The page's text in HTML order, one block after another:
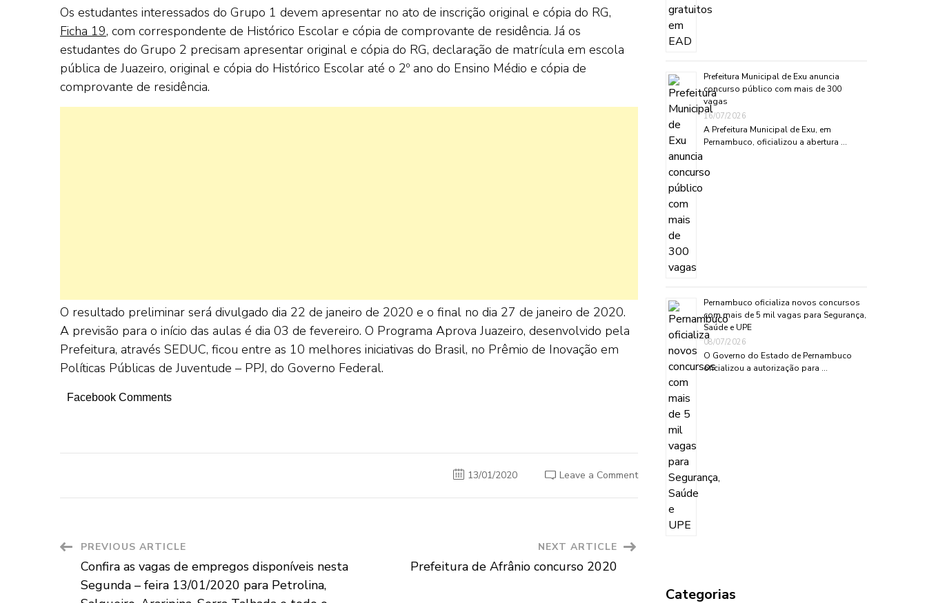
Os estudantes interessados do Grupo 1 devem apresentar no ato de inscrição original e cópia do RG,
Ficha 19, com correspondente de Histórico Escolar e cópia de comprovante de residência. Já os
estudantes do Grupo 2 precisam apresentar original e cópia do RG, declaração de matrícula em escola
pública de Juazeiro, original e cópia do Histórico Escolar até o 2º ano do Ensino Médio e cópia de
comprovante de residência.
O resultado preliminar será divulgado dia 22 de janeiro de 2020 e o final no dia 27 de janeiro de 2020.
A previsão para o início das aulas é dia 03 de fevereiro. O Programa Aprova Juazeiro, desenvolvido pela
Prefeitura, através SEDUC, ficou entre as 10 melhores iniciativas do Brasil, no Prêmio de Inovação em
Políticas Públicas de Juventude – PPJ, do Governo Federal.
Facebook Comments
13/01/2020 Leave a Commenton
abertas
inscrições
Post
Navigation
PREVIOUS ARTICLE
Confira as vagas de empregos disponíveis nesta
Segunda – feira 13/01/2020 para Petrolina,
NEXT ARTICLE
Prefeitura de Afrânio concurso 2020
Prefeitura Municipal de Exu anuncia
concurso público com mais de 300
vagas
16/07/2026
A Prefeitura Municipal de Exu, em
Pernambuco, oficializou a abertura …
Pernambuco oficializa novos concursos
com mais de 5 mil vagas para Segurança,
Saúde e UPE
08/07/2026
O Governo do Estado de Pernambuco
oficializou a autorização para …
Categorias